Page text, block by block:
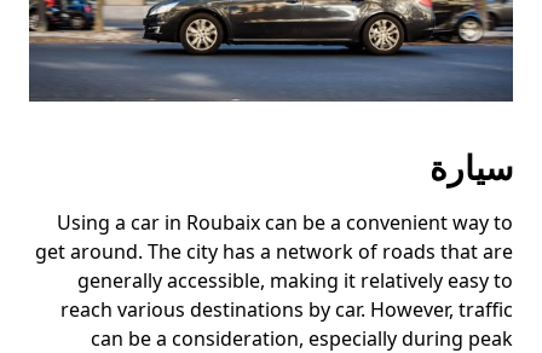
سيارة
Using a car in Roubaix can be a convenient way to
get around. The city has a network of roads that are
generally accessible, making it relatively easy to
reach various destinations by car. However, traffic
can be a consideration, especially during peak